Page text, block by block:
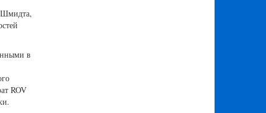
Шмидта,
в
ROV